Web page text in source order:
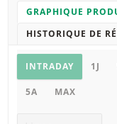
GRAPHIQUE
HISTORIQUE DE
Graphique
INTRADAY 1J
5A MAX